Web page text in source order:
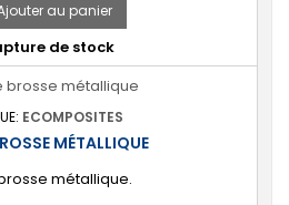
au panier
de stock
ECOMPOSITES
MÉTALLIQUE
métallique.